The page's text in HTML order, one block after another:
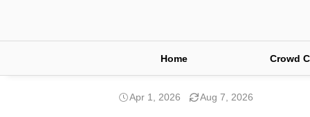
Home Crowd
Apr 1, 2026 Aug 7, 2026